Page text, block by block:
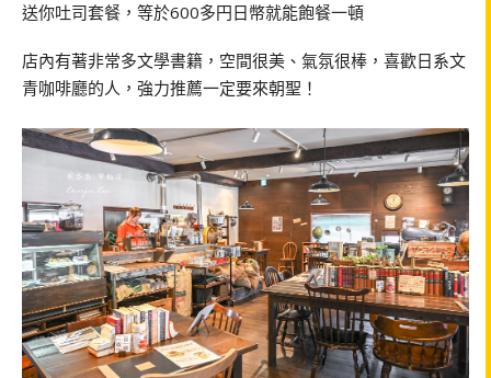
送你吐司套餐，等於600多円日幣就能飽餐一頓
店內有著非常多文學書籍，空間很美、氣氛很棒，喜歡日系文
青咖啡廳的人，強力推薦一定要來朝聖！